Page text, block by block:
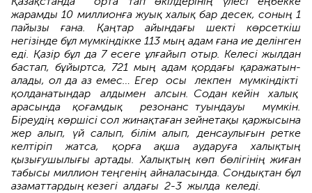
жарамды­ 10 миллионға жуық халық бар десек, соның 1
пайызы ғана. Қаңтар айындағы шекті көрсеткіш
негізінде бұл мүмкіндікке 113 мың адам ғана ие делінген
еді. Қазір бұл да 7 есеге ұлғайып отыр. Келесі жылдан
бастап, бұйыртса­, 721 мың адам қордағы қаражатын­
алады, ол да аз емес… Егер осы лекпен мүмкіндікті
қолданат­ындар алдымен алсын. Содан­ кейін халық
арасында қоғамдық резонанс туындауы мүмкін.
Біреуді­ң көршісі сол жинақ­та­ған зейнетақы қаржысына
жер алып, үй салып, білім алып, денсау­лығын ретке
келтіріп жатса, қорға ақша аударуға халықтың
қызығушылығы артады. Халықтың көп бөлігінің жиған
табысы миллион теңгенің айналасында. Сондықтан бұл
азамат­тардың кезегі­ алдағы 2-3 жылда келеді.